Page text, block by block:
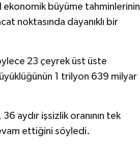
büyüme tahminlerinin
noktasında dayanıklı bir
23 çeyrek üst üste
1 trilyon 639 milyar
aydır işsizlik oranının tek
ettiğini söyledi.